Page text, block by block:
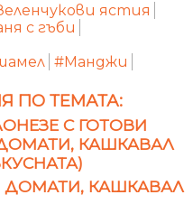
ястия
с гъби
#Манджи
ПО ТЕМАТА:
С ГОТОВИ
КАШКАВАЛ
ДОМАТИ, КАШКАВАЛ